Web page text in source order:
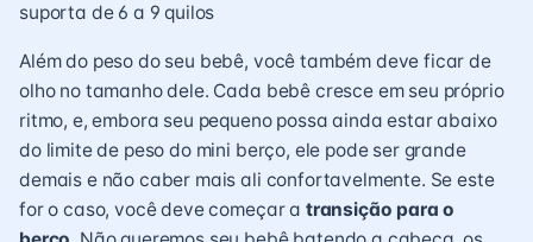
suporta de 6 a 9 quilos
Além do peso do seu bebê, você também deve ficar de
olho no tamanho dele. Cada bebê cresce em seu próprio
ritmo, e, embora seu pequeno possa ainda estar abaixo
do limite de peso do mini berço, ele pode ser grande
demais e não caber mais ali confortavelmente. Se este
for o caso, você deve começar a transição para o